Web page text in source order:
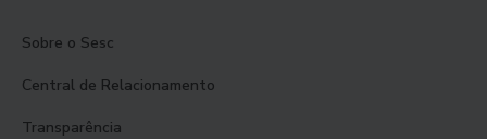
Sobre o Sesc
Central de Relacionamento
Transparência